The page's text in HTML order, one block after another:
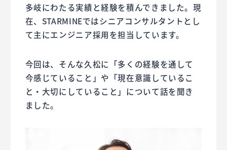
多岐にわたる実績と経験を積んできました。現
在、STARMINEではシニアコンサルタントとし
て主にエンジニア採用を担当しています。
今回は、そんな久松に「多くの経験を通して
今感じていること」や「現在意識しているこ
と・大切にしていること」について話を聞き
ました。